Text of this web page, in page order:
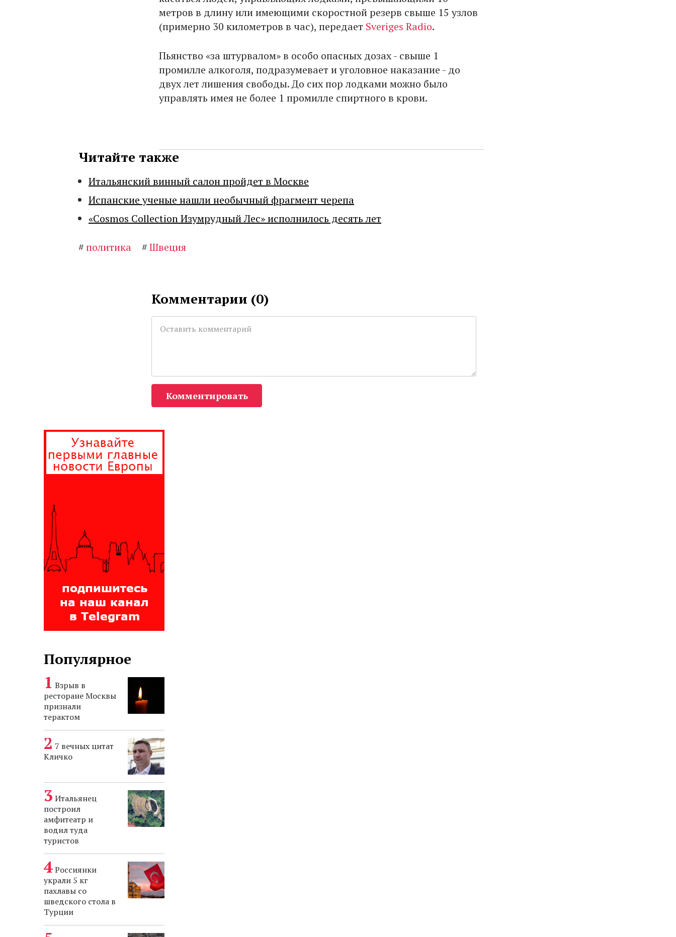
метров в длину или имеющими скоростной резерв свыше 15 узлов
(примерно 30 километров в час), передает Sveriges Radio.
Пьянство «за штурвалом» в особо опасных дозах - свыше 1
промилле алкоголя, подразумевает и уголовное наказание - до
двух лет лишения свободы. До сих пор лодками можно было
управлять имея не более 1 промилле спиртного в крови.
Читайте также
Итальянский винный салон пройдет в Москве
Испанские ученые нашли необычный фрагмент черепа
«Cosmos Collection Изумрудный Лес» исполнилось десять лет
#политика #Швеция
Комментарии (0)
Комментировать
Популярное
Взрыв в
ресторане Москвы
признали
терактом
7 вечных цитат
Кличко
Итальянец
построил
амфитеатр и
водил туда
туристов
Россиянки
украли 5 кг
пахлавы со
шведского стола в
Турции